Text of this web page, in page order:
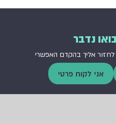
נדבר
לחזור אליך בהקדם האפשרי
אני לקוח פרטי